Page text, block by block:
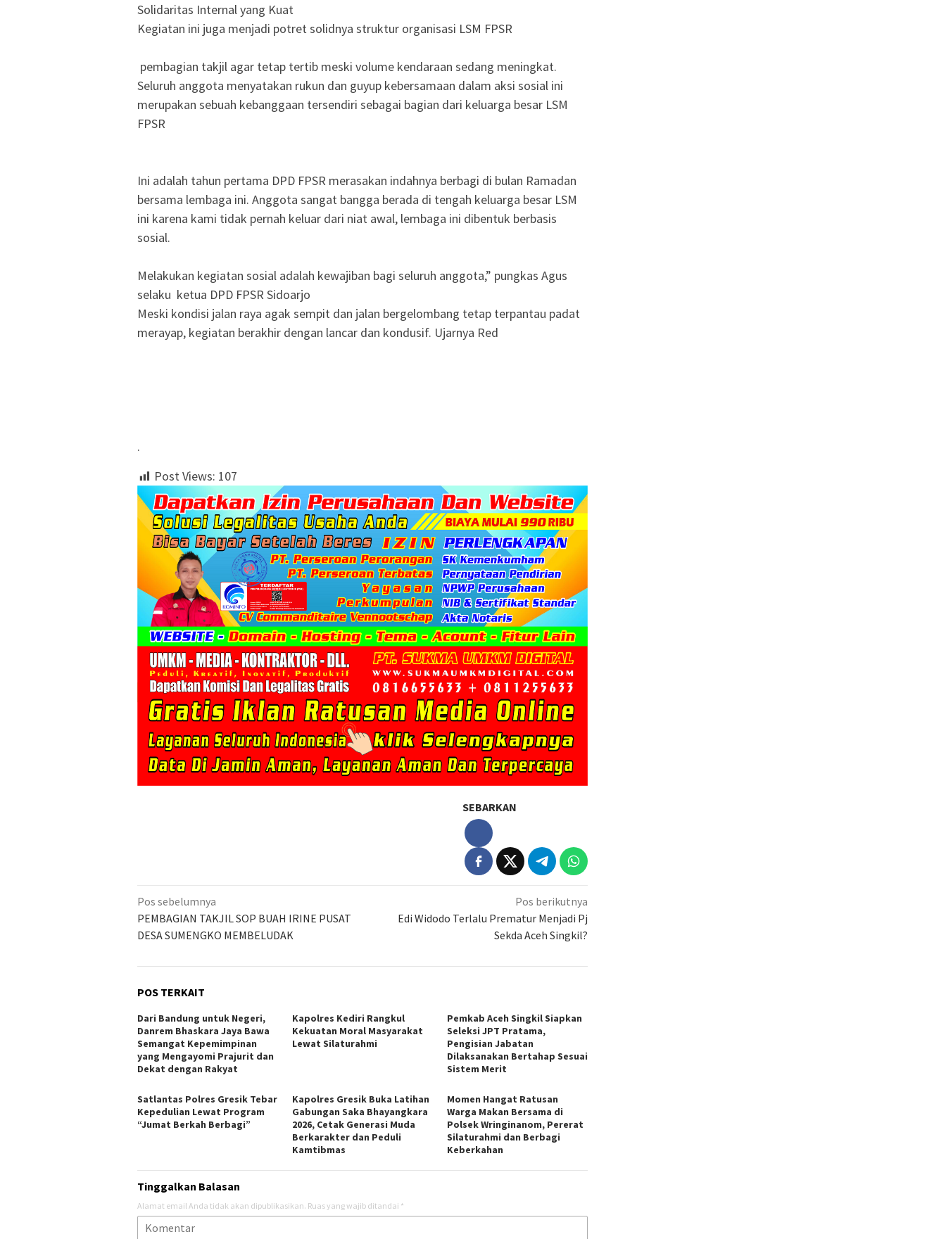
‎Solidaritas Internal yang Kuat
‎Kegiatan ini juga menjadi potret solidnya struktur organisasi LSM FPSR
‎ pembagian takjil agar tetap tertib meski volume kendaraan sedang meningkat.
‎Seluruh anggota menyatakan rukun dan guyup kebersamaan dalam aksi sosial ini
merupakan sebuah kebanggaan tersendiri sebagai bagian dari keluarga besar LSM
FPSR
‎Ini adalah tahun pertama DPD FPSR merasakan indahnya berbagi di bulan Ramadan
bersama lembaga ini. Anggota sangat bangga berada di tengah keluarga besar LSM
ini karena kami tidak pernah keluar dari niat awal, lembaga ini dibentuk berbasis
sosial.
‎Melakukan kegiatan sosial adalah kewajiban bagi seluruh anggota,” pungkas Agus
selaku ketua DPD FPSR Sidoarjo
‎Meski kondisi jalan raya agak sempit dan jalan bergelombang tetap terpantau padat
merayap, kegiatan berakhir dengan lancar dan kondusif. Ujarnya Red
‎.
Post Views: 107
SEBARKAN
Navigasi
pos
Pos sebelumnya
PEMBAGIAN TAKJIL SOP BUAH IRINE PUSAT
DESA SUMENGKO MEMBELUDAK
Pos berikutnya
Edi Widodo Terlalu Prematur Menjadi Pj
Sekda Aceh Singkil?
POS TERKAIT
Dari Bandung untuk Negeri,
Danrem Bhaskara Jaya Bawa
Semangat Kepemimpinan
yang Mengayomi Prajurit dan
Dekat dengan Rakyat
Kapolres Kediri Rangkul
Kekuatan Moral Masyarakat
Lewat Silaturahmi
Pemkab Aceh Singkil Siapkan
Seleksi JPT Pratama,
Pengisian Jabatan
Dilaksanakan Bertahap Sesuai
Sistem Merit
Satlantas Polres Gresik Tebar
Kepedulian Lewat Program
“Jumat Berkah Berbagi”
Kapolres Gresik Buka Latihan
Gabungan Saka Bhayangkara
2026, Cetak Generasi Muda
Berkarakter dan Peduli
Kamtibmas
Momen Hangat Ratusan
Warga Makan Bersama di
Polsek Wringinanom, Pererat
Silaturahmi dan Berbagi
Keberkahan
Tinggalkan Balasan
Alamat email Anda tidak akan dipublikasikan. Ruas yang wajib ditandai *